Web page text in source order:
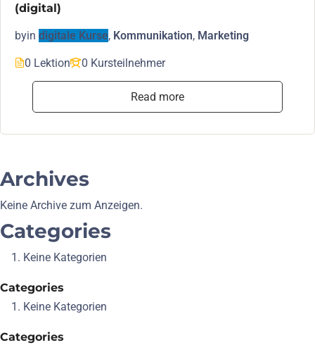
(digital)
byin digitale Kurse, Kommunikation, Marketing
0 Lektion 0 Kursteilnehmer
Read more
Archives
Keine Archive zum Anzeigen.
Categories
Keine Kategorien
Categories
Keine Kategorien
Categories